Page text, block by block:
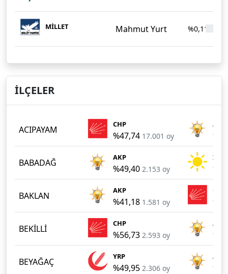
MİLLET Mahmut Yurt %0,11
İLÇELER
ACIPAYAM CHP
%47,74 17.001 oy
AKP
BABADAĞ AKP
%49,40 2.153 oy
İYİ
BAKLAN AKP
%41,18 1.581 oy
CHP
BEKİLLİ CHP
%56,73 2.593 oy
AKP
BEYAĞAÇ YRP
%49,95 2.306 oy
AKP